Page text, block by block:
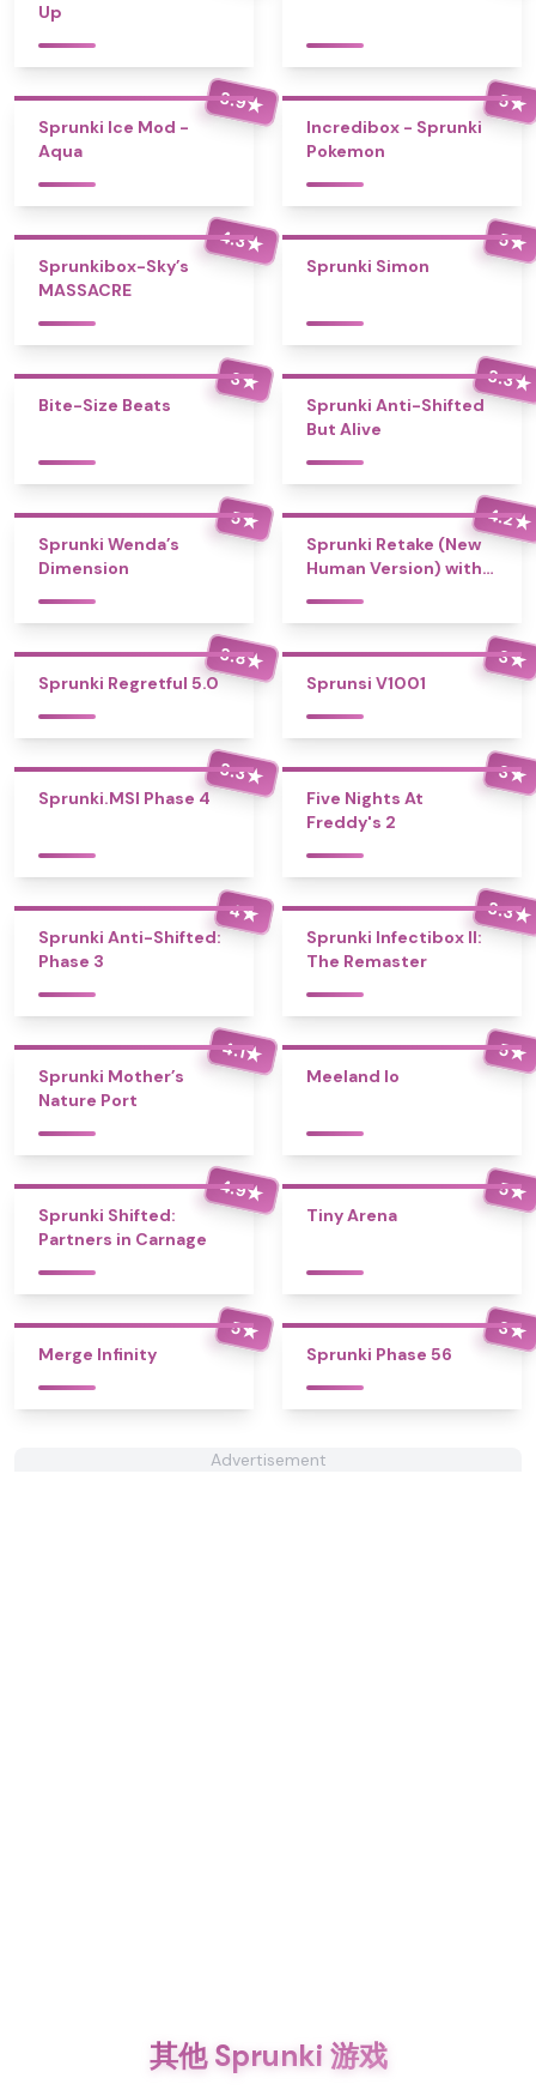
Up
3.9★
Sprunki Ice Mod -
Aqua
5★
Incredibox - Sprunki
Pokemon
4.3★
Sprunkibox-Sky’s
MASSACRE
5★
Sprunki Simon
3★
Bite-Size Beats
3.3★
Sprunki Anti-Shifted
But Alive
5★
Sprunki Wenda’s
Dimension
4.2★
Sprunki Retake (New
Human Version) with
3.8★
Sprunki Regretful 5.0
3★
Sprunsi V1001
3.3★
Sprunki.MSI Phase 4
3★
Five Nights At
Freddy's 2
4★
Sprunki Anti-Shifted:
Phase 3
3.3★
Sprunki Infectibox II:
The Remaster
4.1★
Sprunki Mother’s
Nature Port
5★
Meeland Io
4.9★
Sprunki Shifted:
Partners in Carnage
5★
Tiny Arena
5★
Merge Infinity
3★
Sprunki Phase 56
Advertisement
其他 Sprunki 游戏